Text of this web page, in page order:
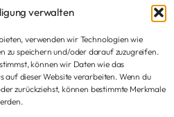
verwalten
verwenden wir Technologien wie
zu speichern und/oder darauf zuzugreifen.
können wir Daten wie das
auf dieser Website verarbeiten. Wenn du
zurückziehst, können bestimmte Merkmale
und Technologie zu
Ehrlich. Ohne Attitüde.
Geschmackseindrücke in
(meine Zunge).
auf Basis meiner